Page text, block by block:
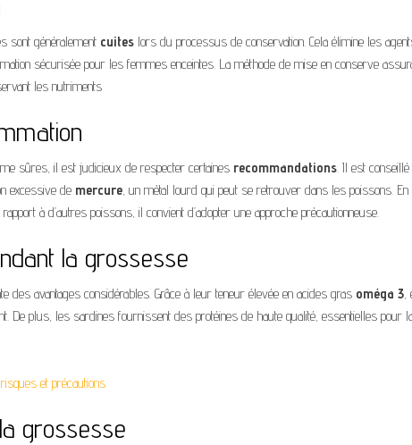
sont généralement cuites lors du processus de conservation. Cela élimine les
sécurisée pour les femmes enceintes. La méthode de mise en conserve
les nutriments
sûres, il est judicieux de respecter certaines recommandations . Il est
excessive de mercure , un métal lourd qui peut se retrouver dans les poissons. En
à d’autres poissons, il convient d’adopter une approche précautionneuse.
la grossesse
des avantages considérables. Grâce à leur teneur élevée en acides gras oméga 3
De plus, les sardines fournissent des protéines de haute qualité, essentielles pour
et précautions
grossesse